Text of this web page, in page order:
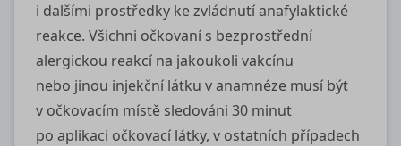
i dalšími prostředky ke zvládnutí anafylaktické
reakce. Všichni očkovaní s bezprostřední
alergickou reakcí na jakoukoli vakcínu
nebo jinou injekční látku v anamnéze musí být
v očkovacím místě sledováni 30 minut
po aplikaci očkovací látky, v ostatních případech